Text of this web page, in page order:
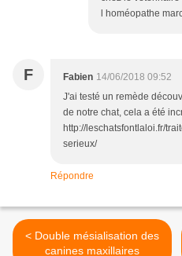
l homéopathe
F Fabien 14/06/2018 09:52
J'ai testé un remède
de notre chat, cela a été
http://leschatsfontlaloi.fr/
serieux/
Répondre
< Double mésialisation des
canines maxillaires